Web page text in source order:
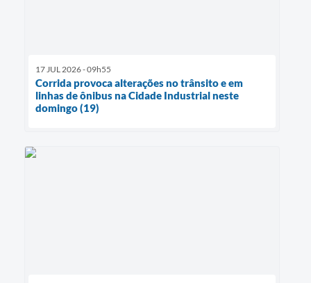
17 JUL 2026 - 09h55
Corrida provoca alterações no trânsito e em
linhas de ônibus na Cidade Industrial neste
domingo (19)